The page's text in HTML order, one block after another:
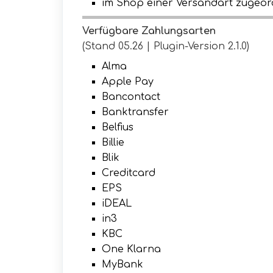
im Shop einer Versandart
Verfügbare Zahlungsarten
(Stand 05.26 | Plugin-Version 2.1.0)
Alma
Apple Pay
Bancontact
Banktransfer
Belfius
Billie
Blik
Creditcard
EPS
iDEAL
in3
KBC
One Klarna
MyBank